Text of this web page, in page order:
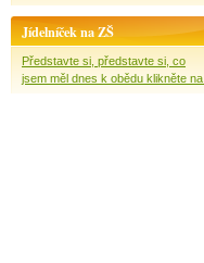
Jídelníček na ZŠ
Představte si, představte si, co
jsem měl dnes k obědu klikněte na